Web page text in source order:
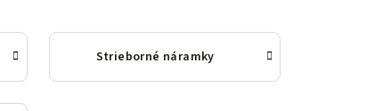
Strieborné náramky